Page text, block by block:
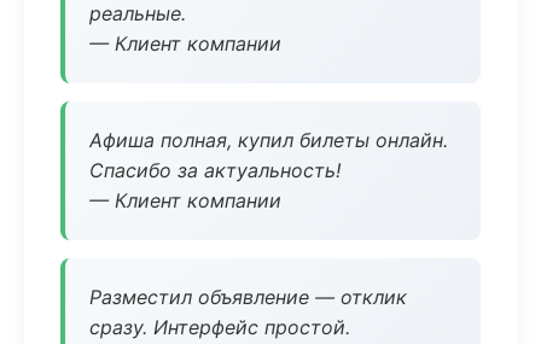
реальные.
— Клиент компании
Афиша полная, купил билеты онлайн.
Спасибо за актуальность!
— Клиент компании
Разместил объявление — отклик
сразу. Интерфейс простой.